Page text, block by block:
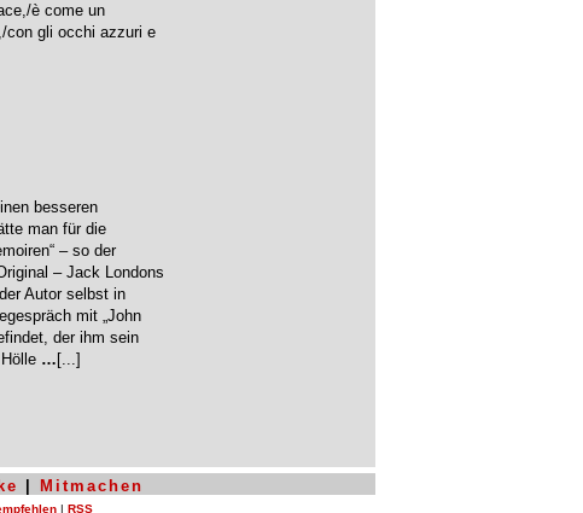
è come un
con gli occhi azzuri e
besseren
man für die
– so der
– Jack Londons
Autor selbst in
mit „John
der ihm sein
… [...]
Mitmachen
| RSS